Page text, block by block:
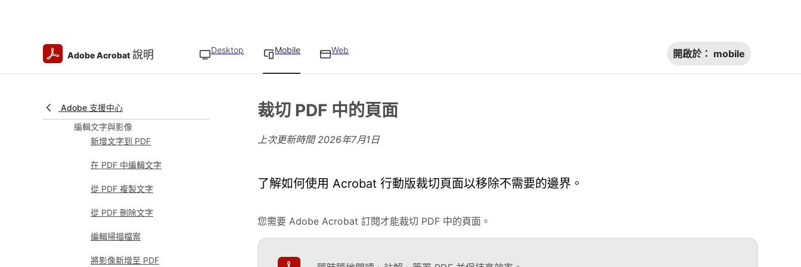
Adobe Acrobat 說明 Desktop Mobile Web 開啟於： mobile
Adobe 支援中心
使用 Adobe Express 建立和設計內
容
使用範本建立文件
像
編輯文字與影像
新增文字到 PDF
在 PDF 中編輯文字
從 PDF 複製文字
從 PDF 刪除文字
編輯掃描檔案
將影像新增至 PDF
裁切 PDF 中的頁面
上次更新時間2026年7月1日
了解如何使用 Acrobat 行動版裁切頁面以移除不需要的邊界。
您需要 Adobe Acrobat 訂閱才能裁切 PDF 中的頁面。